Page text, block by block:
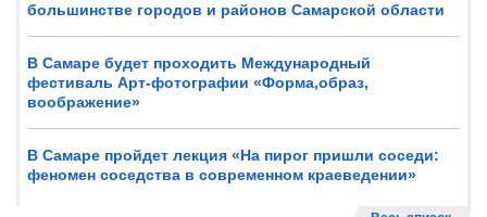
большинстве городов и районов Самарской области
В Самаре будет проходить Международный
фестиваль Арт-фотографии «Форма,образ,
воображение»
В Самаре пройдет лекция «На пирог пришли соседи:
феномен соседства в современном краеведении»